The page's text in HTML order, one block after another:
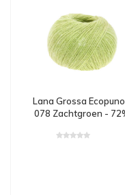
Lana Grossa
078 Zachtgroen -
en 11% alpaca - Groen